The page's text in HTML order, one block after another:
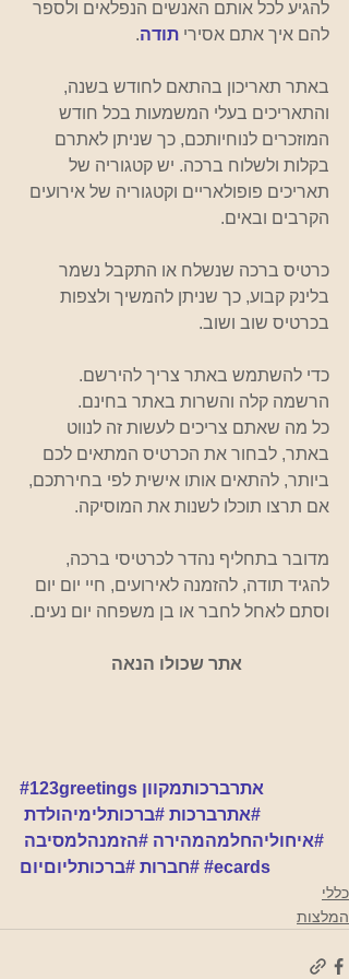
להגיע לכל אותם האנשים הנפלאים ולספר
להם איך אתם אסירי תודה.
באתר תאריכון בהתאם לחודש בשנה,
והתאריכים בעלי המשמעות בכל חודש
המוזכרים לנוחיותכם, כך שניתן לאתרם
בקלות ולשלוח ברכה. יש קטגוריה של
תאריכים פופולאריים וקטגוריה של אירועים
הקרבים ובאים.
כרטיס ברכה שנשלח או התקבל נשמר
בלינק קבוע, כך שניתן להמשיך ולצפות
בכרטיס שוב ושוב.
כדי להשתמש באתר צריך להירשם.
הרשמה קלה והשרות באתר בחינם.
כל מה שאתם צריכים לעשות זה לנווט
באתר, לבחור את הכרטיס המתאים לכם
ביותר, להתאים אותו אישית לפי בחירתכם,
אם תרצו תוכלו לשנות את המוסיקה.
מדובר בתחליף נהדר לכרטיסי ברכה,
להגיד תודה, להזמנה לאירועים, חיי יום יום
וסתם לאחל לחבר או בן משפחה יום נעים.
אתר שכולו הנאה
#123greetingsאתרברכותמקוון
#אתרברכות #ברכותלימיהולדת
#איחוליהחלמהמהירה #הזמנהלמסיבה
#חברות #ברכותליוםיום #ecards
כללי
המלצות